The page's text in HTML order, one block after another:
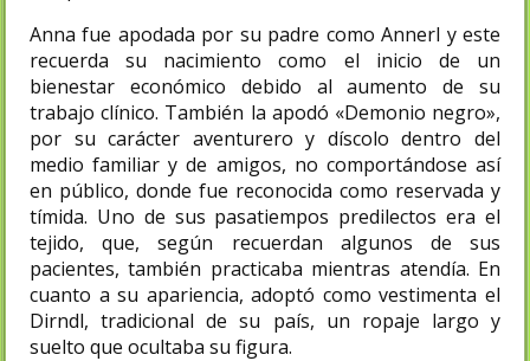
Anna fue apodada por su padre como Annerl y este
recuerda su nacimiento como el inicio de un
bienestar económico debido al aumento de su
trabajo clínico. También la apodó «Demonio negro»,
por su carácter aventurero y díscolo dentro del
medio familiar y de amigos, no comportándose así
en público, donde fue reconocida como reservada y
tímida. Uno de sus pasatiempos predilectos era el
tejido, que, según recuerdan algunos de sus
pacientes, también practicaba mientras atendía. En
cuanto a su apariencia, adoptó como vestimenta el
Dirndl, tradicional de su país, un ropaje largo y
suelto que ocultaba su figura.